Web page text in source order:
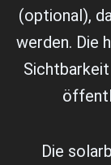
(optional),
werden. Die
Die